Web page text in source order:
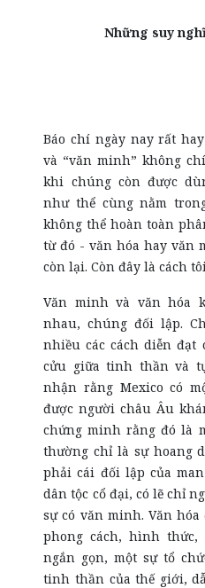
Những suy
Báo chí ngày nay rất
và “văn minh” không
khi chúng còn được
như thể cùng nằm
không thể hoàn toàn
từ đó - văn hóa hay văn
còn lại. Còn đây là cách
Văn minh và văn hóa
nhau, chúng đối lập.
nhiều các cách diễn
cửu giữa tinh thần và
nhận rằng Mexico có
được người châu Âu
chứng minh rằng đó là
thường chỉ là sự hoang
phải cái đối lập của
dân tộc cổ đại, có lẽ chỉ
sự có văn minh. Văn
phong cách, hình
ngắn gọn, một sự tổ
tinh thần của thế giới,